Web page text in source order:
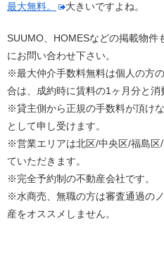
最大無料。
大きいですよね。
SUUMO、HOMESなどの掲載物件
にお問い合わせ下さい。
※最大仲介手数料無料は個人の方
合は、成約時に賃料の1ヶ月分と消
※貸主側から正規の手数料が頂け
として申し受けます。
※営業エリアは北区/中央区/福島
ていただきます。
※完全予約制の不動産会社です。
※水商売、無職の方は審査通過の
産をオススメしません。